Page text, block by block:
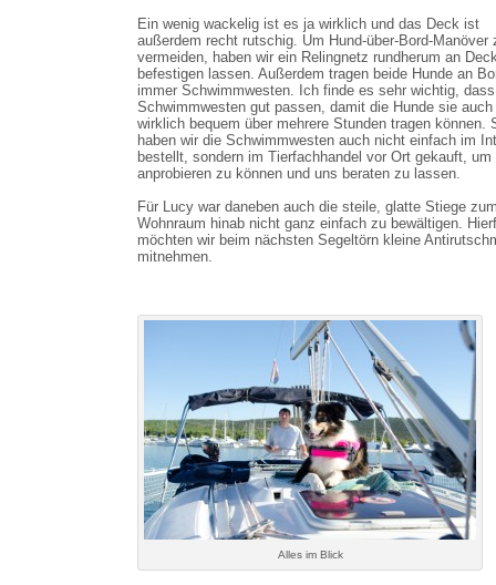
Ein wenig wackelig ist es ja wirklich und das Deck ist
außerdem recht rutschig. Um Hund-über-Bord-Manöver
vermeiden, haben wir ein Relingnetz rundherum an
befestigen lassen. Außerdem tragen beide Hunde an
immer Schwimmwesten. Ich finde es sehr wichtig,
Schwimmwesten gut passen, damit die Hunde sie auch
wirklich bequem über mehrere Stunden tragen können.
haben wir die Schwimmwesten auch nicht einfach im
bestellt, sondern im Tierfachhandel vor Ort gekauft, um
anprobieren zu können und uns beraten zu lassen.
Für Lucy war daneben auch die steile, glatte Stiege
Wohnraum hinab nicht ganz einfach zu bewältigen.
möchten wir beim nächsten Segeltörn kleine
mitnehmen.
Alles im Blick